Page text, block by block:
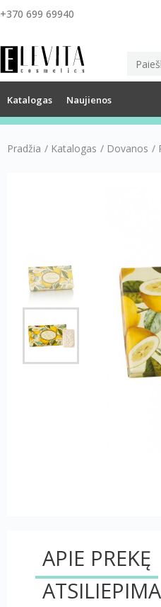
+370 699 69940
Katalogas Naujienos
Pradžia / Katalogas / Dovanos /
APIE PREKĘ